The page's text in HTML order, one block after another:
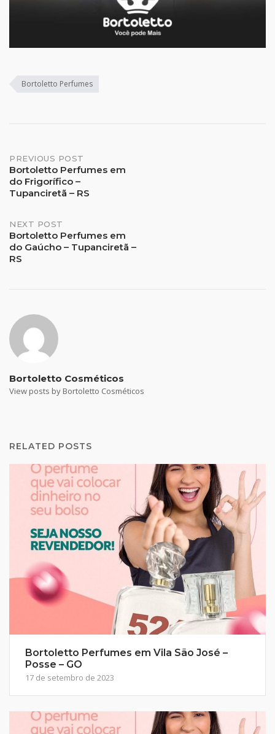
Bortoletto Perfumes
Post
navigation
PREVIOUS POST
Bortoletto Perfumes em
do Frigorífico –
Tupanciretã – RS
NEXT POST
Bortoletto Perfumes em
do Gaúcho – Tupanciretã –
RS
Bortoletto Cosméticos
View posts by Bortoletto Cosméticos
RELATED POSTS
Bortoletto Perfumes em Vila São José –
Posse – GO
17 de setembro de 2023